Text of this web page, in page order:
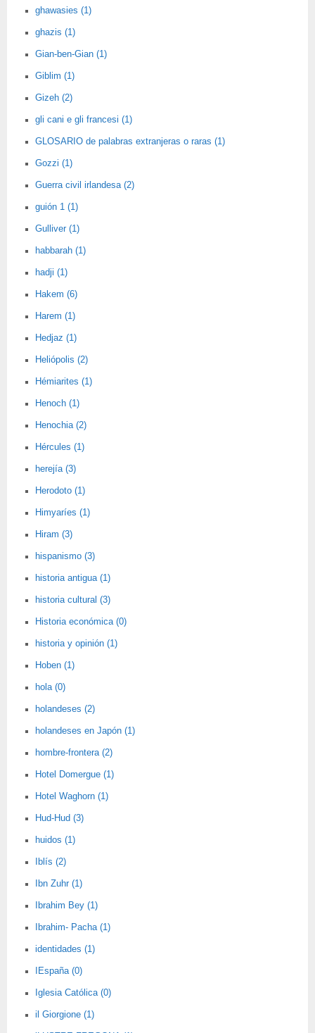
ghawasies (1)
ghazis (1)
Gian-ben-Gian (1)
Giblim (1)
Gizeh (2)
gli cani e gli francesi (1)
GLOSARIO de palabras extranjeras o raras (1)
Gozzi (1)
Guerra civil irlandesa (2)
guión 1 (1)
Gulliver (1)
habbarah (1)
hadji (1)
Hakem (6)
Harem (1)
Hedjaz (1)
Heliópolis (2)
Hémiarites (1)
Henoch (1)
Henochia (2)
Hércules (1)
herejía (3)
Herodoto (1)
Himyaríes (1)
Hiram (3)
hispanismo (3)
historia antigua (1)
historia cultural (3)
Historia económica (0)
historia y opinión (1)
Hoben (1)
hola (0)
holandeses (2)
holandeses en Japón (1)
hombre-frontera (2)
Hotel Domergue (1)
Hotel Waghorn (1)
Hud-Hud (3)
huidos (1)
Iblís (2)
Ibn Zuhr (1)
Ibrahim Bey (1)
Ibrahim- Pacha (1)
identidades (1)
IEspaña (0)
Iglesia Católica (0)
il Giorgione (1)